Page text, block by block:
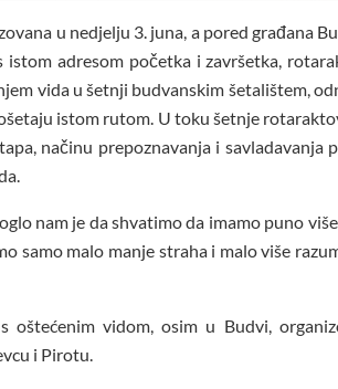
u nedjelju 3. juna, a pored građana
adresom početka i završetka,
vida u šetnji budvanskim šetalištem,
istom rutom. U toku šetnje
načinu prepoznavanja i savladavanja
nam je da shvatimo da imamo puno
samo malo manje straha i malo više
oštećenim vidom, osim u Budvi,
i Pirotu.